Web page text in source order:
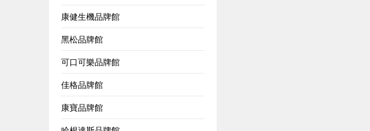
康健生機品牌館
黑松品牌館
可口可樂品牌館
佳格品牌館
康寶品牌館